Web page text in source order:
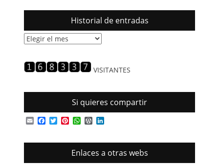
Historial de entradas
Historial
VISITANTES
Si quieres compartir
EmailFacebook
TwitterPinterest
WhatsApp
WordPress
Enlaces a otras webs